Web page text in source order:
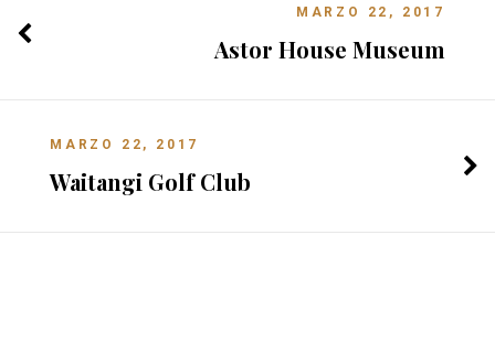
MARZO 22, 2017
Astor House Museum
MARZO 22, 2017
Waitangi Golf Club